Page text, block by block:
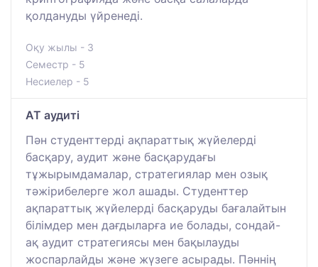
қолдануды үйренеді.
Оқу жылы - 3
Семестр - 5
Несиелер - 5
АТ аудиті
Пән студенттерді ақпараттық жүйелерді
басқару, аудит және басқарудағы
тұжырымдамалар, стратегиялар мен озық
тәжірибелерге жол ашады. Студенттер
ақпараттық жүйелерді басқаруды бағалайтын
білімдер мен дағдыларға ие болады, сондай-
ақ аудит стратегиясы мен бақылауды
жоспарлайды және жүзеге асырады. Пәннің